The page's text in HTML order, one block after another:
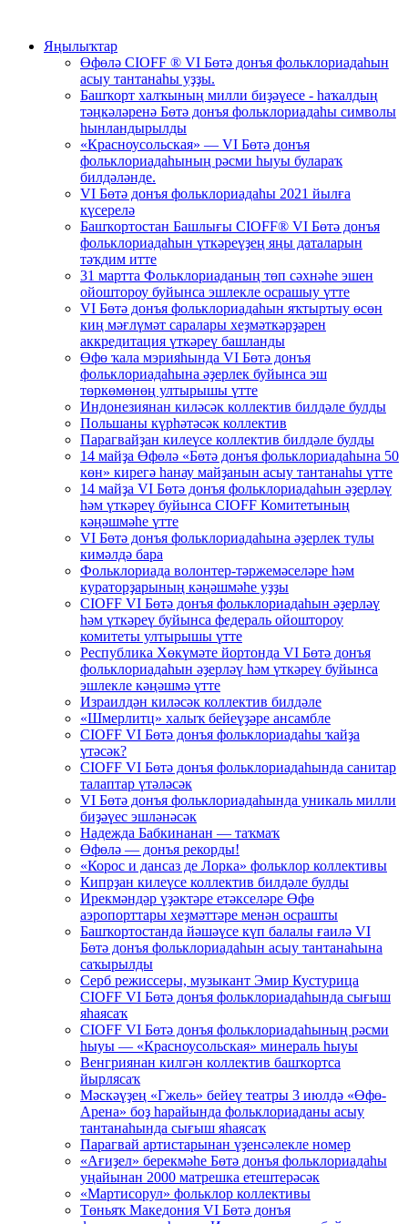
Яңылыҡтар
Өфөлә CIOFF ® VI Бөтә донъя фольклориадаһын
асыу тантанаһы уҙҙы.
Башҡорт халҡының милли биҙәүесе - һаҡалдың
тәңкәләренә Бөтә донъя фольклориадаһы символы
һынландырылды
«Красноусольская» — VI Бөтә донъя
фольклориадаһының рәсми һыуы булараҡ
билдәләнде.
VI Бөтә донъя фольклориадаһы 2021 йылға
күсерелә
Башҡортостан Башлығы CIOFF® VI Бөтә донъя
фольклориадаһын үткәреүҙең яңы даталарын
тәҡдим итте
31 мартта Фольклориаданың төп сәхнәһе эшен
ойоштороу буйынса эшлекле осрашыу үтте
VI Бөтә донъя фольклориадаһын яҡтыртыу өсөн
киң мәғлүмәт саралары хеҙмәткәрҙәрен
аккредитация үткәреү башланды
Өфө ҡала мэрияһында VI Бөтә донъя
фольклориадаһына әҙерлек буйынса эш
төркөмөнөң ултырышы үтте
Индонезиянан киләсәк коллектив билдәле булды
Польшаны күрһәтәсәк коллектив
Парагвайҙан килеүсе коллектив билдәле булды
14 майҙа Өфөлә «Бөтә донъя фольклориадаһына 50
көн» кирегә һанау майҙанын асыу тантанаһы үтте
14 майҙа VI Бөтә донъя фольклориадаһын әҙерләү
һәм үткәреү буйынса CIOFF Комитетының
кәңәшмәһе үтте
VI Бөтә донъя фольклориадаһына әҙерлек тулы
кимәлдә бара
Фольклориада волонтер-тәржемәселәре һәм
кураторҙарының кәңәшмәһе уҙҙы
CIOFF VI Бөтә донъя фольклориадаһын әҙерләү
һәм үткәреү буйынса федераль ойоштороу
комитеты ултырышы үтте
Республика Хөкүмәте йортонда VI Бөтә донъя
фольклориадаһын әҙерләү һәм үткәреү буйынса
эшлекле кәңәшмә үтте
Израилдән киләсәк коллектив билдәле
«Шмерлитц» халыҡ бейеүҙәре ансамбле
CIOFF VI Бөтә донъя фольклориадаһы ҡайҙа
үтәсәк?
CIOFF VI Бөтә донъя фольклориадаһында санитар
талаптар үтәләсәк
VI Бөтә донъя фольклориадаһында уникаль милли
биҙәүес эшләнәсәк
Надежда Бабкинанан — таҡмаҡ
Өфөлә — донъя рекорды!
«Корос и дансаз де Лорка» фольклор коллективы
Кипрҙан килеүсе коллектив билдәле булды
Ирекмәндәр үҙәктәре етәкселәре Өфө
аэропорттары хеҙмәттәре менән осрашты
Башҡортостанда йәшәүсе күп балалы ғаилә VI
Бөтә донъя фольклориадаһын асыу тантанаһына
саҡырылды
Серб режиссеры, музыкант Эмир Кустурица
CIOFF VI Бөтә донъя фольклориадаһында сығыш
яһаясаҡ
CIOFF VI Бөтә донъя фольклориадаһының рәсми
һыуы — «Красноусольская» минераль һыуы
Венгриянан килгән коллектив башҡортса
йырлясаҡ
Мәскәүҙең «Гжель» бейеү театры 3 июлдә «Өфө-
Арена» боҙ һарайында фольклориаданы асыу
тантанаһында сығыш яһаясаҡ
Парагвай артистарынан үҙенсәлекле номер
«Ағиҙел» берекмәһе Бөтә донъя фольклориадаһы
уңайынан 2000 матрешка етештерәсәк
«Мартисорул» фольклор коллективы
Төньяҡ Македония VI Бөтә донъя